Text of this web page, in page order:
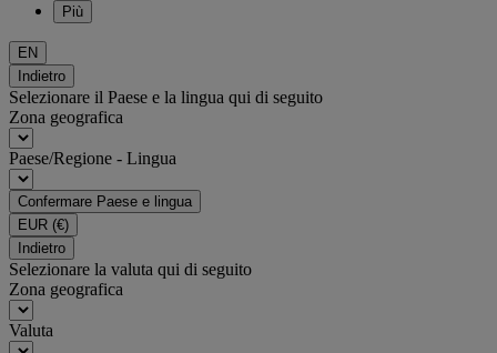
Più
EN
Indietro
Selezionare il Paese e la lingua qui di seguito
Zona geografica
Paese/Regione - Lingua
Confermare Paese e lingua
EUR (€)
Indietro
Selezionare la valuta qui di seguito
Zona geografica
Valuta